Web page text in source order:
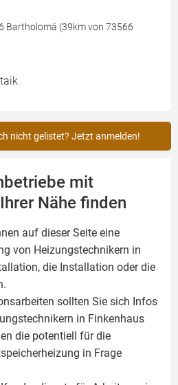
Bartholomä (39km von 73566
nicht gelistet? Jetzt anmelden!
mit
Nähe finden
auf dieser Seite eine
von Heizungstechnikern in
die Installation oder die
.
sollten Sie sich Infos
in Finkenhaus
die potentiell für die
in Frage